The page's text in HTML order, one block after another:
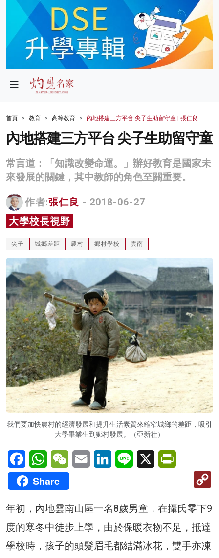
政局
財經
生活
商業
科技
影片
關於我們
首頁 教育 高等教育 內地搭建三方平台 尖子生助留守童 | 張仁良
內地搭建三方平台 尖子生助留守童
常言道：「知識改變命運。」辦好教育是國家未
來發展的關鍵，其中教師的角色至關重要。
作者:張仁良 - 2018-06-27
大學校長視野
尖子 城鄉差距 農村 鄉村學校 雲南
我們要加快農村的經濟發展和提升生活素質來縮窄城鄉的差距，吸引
大學畢業生到鄉村發展。（亞新社）
FacebookWhatsAppWeChatEmail LinkedInLine X
Share
年初，內地雲南山區一名8歲男童，在攝氏零下9
度的寒冬中徒步上學，由於保暖衣物不足，抵達
學校時，孩子的頭髮眉毛都結滿冰花，雙手亦凍